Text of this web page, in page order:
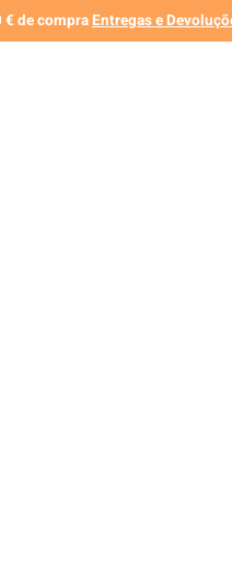
de compraEntregas e